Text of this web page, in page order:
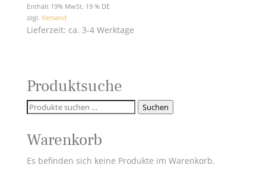
Enthält 19% MwSt. 19 % DE
zzgl. Versand
Lieferzeit: ca. 3-4 Werktage
Produktsuche
Suchen
Suchen
Warenkorb
Es befinden sich keine Produkte im Warenkorb.